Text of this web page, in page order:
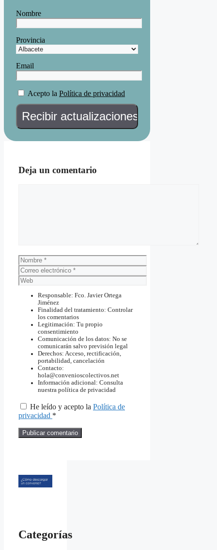
Nombre
Provincia
Email
Acepto la Política de privacidad
Deja un comentario
Nombre
Correo
electrónico
Web
Responsable: Fco. Javier Ortega
Jiménez
Finalidad del tratamiento: Controlar
los comentarios
Legitimación: Tu propio
consentimiento
Comunicación de los datos: No se
comunicarán salvo previsión legal
Derechos: Acceso, rectificación,
portabilidad, cancelación
Contacto:
hola@convenioscolectivos.net
Información adicional: Consulta
nuestra política de privacidad
He leído y acepto la Política de
privacidad *
Categorías